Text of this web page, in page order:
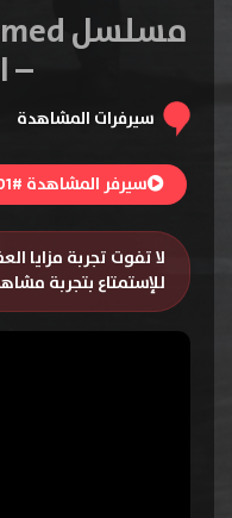
–
سيرفرات المشاهدة
سيرفر المشاهدة #01
لا تفوت تجربة مزايا
للإستمتاع بتجربة